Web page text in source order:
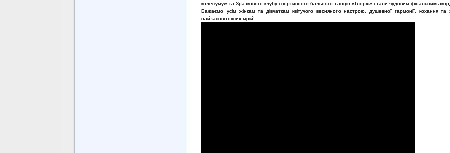
колегіуму» та Зразкового клубу спортивного бального танцю «Глорія» стали чудовим фінальним
Бажаємо усім жінкам та дівчаткам квітучого весняного настрою, душевної гармонії, кохання та
найзаповітніших мрій!